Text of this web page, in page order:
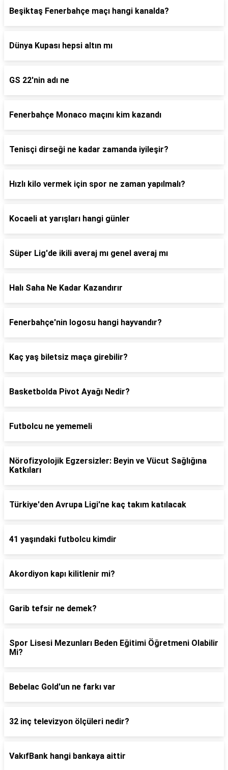
Beşiktaş Fenerbahçe maçı hangi kanalda?
Dünya Kupası hepsi altın mı
GS 22'nin adı ne
Fenerbahçe Monaco maçını kim kazandı
Tenisçi dirseği ne kadar zamanda iyileşir?
Hızlı kilo vermek için spor ne zaman yapılmalı?
Kocaeli at yarışları hangi günler
Süper Lig'de ikili averaj mı genel averaj mı
Halı Saha Ne Kadar Kazandırır
Fenerbahçe'nin logosu hangi hayvandır?
Kaç yaş biletsiz maça girebilir?
Basketbolda Pivot Ayağı Nedir?
Futbolcu ne yememeli
Nörofizyolojik Egzersizler: Beyin ve Vücut Sağlığına
Katkıları
Türkiye'den Avrupa Ligi'ne kaç takım katılacak
41 yaşındaki futbolcu kimdir
Akordiyon kapı kilitlenir mi?
Garib tefsir ne demek?
Spor Lisesi Mezunları Beden Eğitimi Öğretmeni Olabilir
Mi?
Bebelac Gold'un ne farkı var
32 inç televizyon ölçüleri nedir?
VakıfBank hangi bankaya aittir